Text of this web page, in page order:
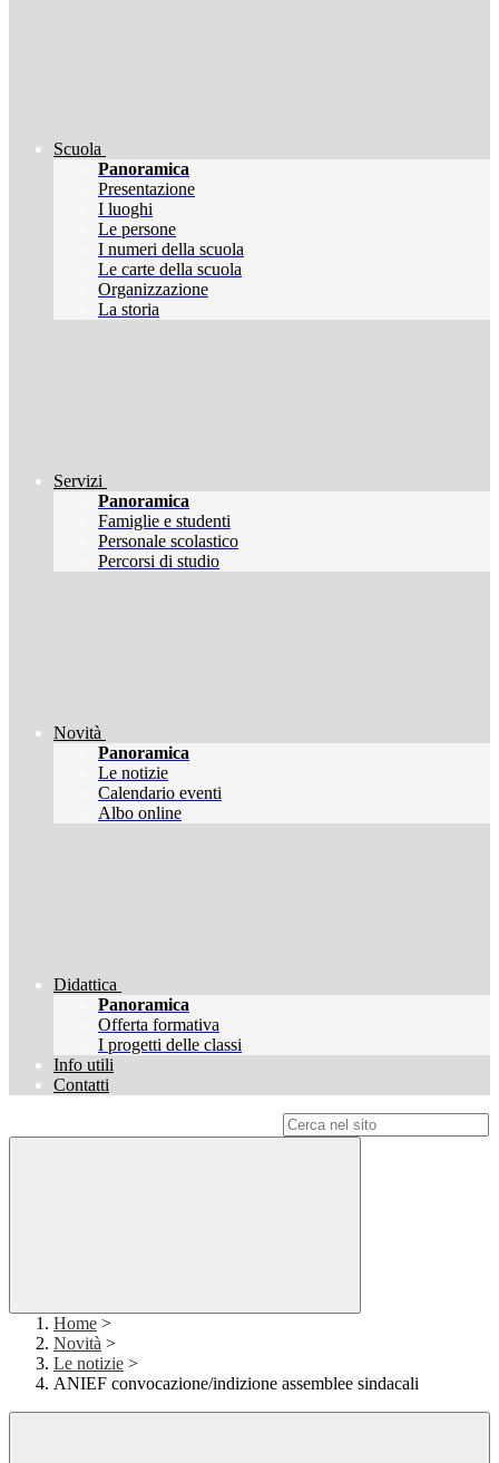
Scuola
Panoramica
Presentazione
I luoghi
Le persone
I numeri della scuola
Le carte della scuola
Organizzazione
La storia
Servizi
Panoramica
Famiglie e studenti
Personale scolastico
Percorsi di studio
Novità
Panoramica
Le notizie
Calendario eventi
Albo online
Didattica
Panoramica
Offerta formativa
I progetti delle classi
Info utili
Contatti
Home >
Novità >
Le notizie >
ANIEF convocazione/indizione assemblee sindacali